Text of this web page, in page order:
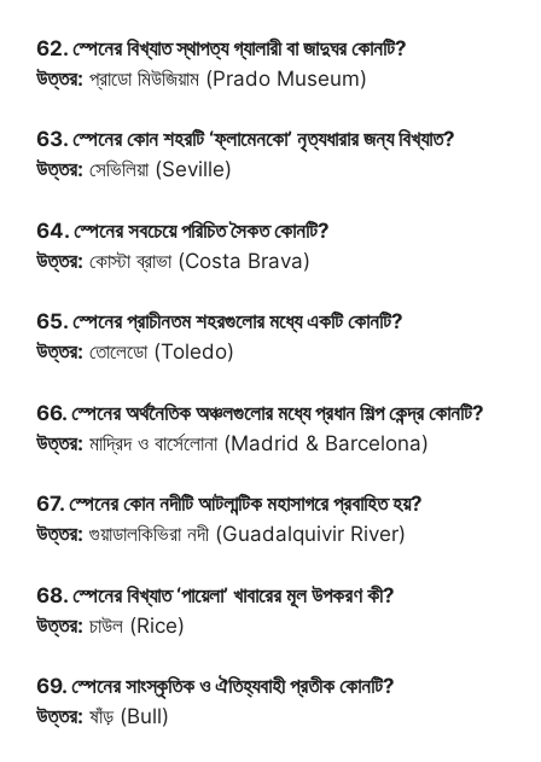
62. স্পেনের বিখ্যাত স্থাপত্য গ্যালারী বা জাদুঘর কোনটি?
উত্তর: প্রাডো মিউজিয়াম (Prado Museum)
63. স্পেনের কোন শহরটি ‘ফ্লামেনকো’ নৃত্যধারার জন্য বিখ্যাত?
উত্তর: সেভিলিয়া (Seville)
64. স্পেনের সবচেয়ে পরিচিত সৈকত কোনটি?
উত্তর: কোস্টা ব্রাভা (Costa Brava)
65. স্পেনের প্রাচীনতম শহরগুলোর মধ্যে একটি কোনটি?
উত্তর: তোলেডো (Toledo)
66. স্পেনের অর্থনৈতিক অঞ্চলগুলোর মধ্যে প্রধান শিল্প কেন্দ্র কোনটি?
উত্তর: মাদ্রিদ ও বার্সেলোনা (Madrid & Barcelona)
67. স্পেনের কোন নদীটি আটলান্টিক মহাসাগরে প্রবাহিত হয়?
উত্তর: গুয়াডালকিভিরা নদী (Guadalquivir River)
68. স্পেনের বিখ্যাত ‘পায়েলা’ খাবারের মূল উপকরণ কী?
উত্তর: চাউল (Rice)
69. স্পেনের সাংস্কৃতিক ও ঐতিহ্যবাহী প্রতীক কোনটি?
উত্তর: ষাঁড় (Bull)